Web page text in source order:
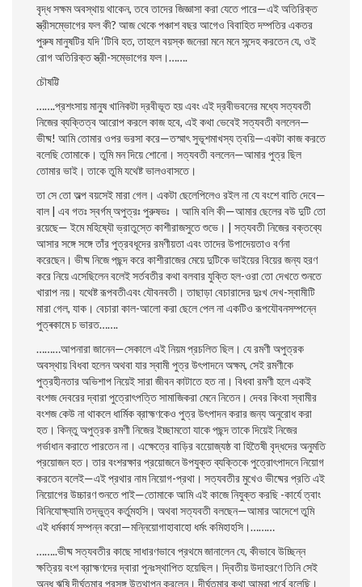
বৃদ্ধ সক্ষম অবস্থায় থাকেন, তবে তাদের জিজ্ঞাসা করা যেতে পারে—এই অতিরিক্ত
স্ত্রীসম্ভোগের ফল কী? আজ থেকে পঞ্চাশ বছর আগেও বিবাহিত দম্পতির একতর
পুরুষ মানুষটির যদি ‘টিবি হত, তাহলে বয়স্ক জনেরা মনে মনে সন্দেহ করতেন যে, ওই
রােগ অতিরিক্ত স্ত্রী-সম্ভোগের ফল।…….
চৌষট্টি
…….প্রশংসায় মানুষ খানিকটা দ্রবীভূত হয় এবং এই দ্রবীভবনের মধ্যে সত্যবতী
নিজের ব্যক্তিত্ব আরােপ করলে কাজ হবে, এই কথা ভেবেই সত্যবতী বললেন—
ভীষ্ম! আমি তােমার ওপর ভরসা করে—তস্মাৎ সুভূশমাখস্য ত্বয়ি—একটা কাজ করতে
বলেছি তােমাকে। তুমি মন দিয়ে শােনাে। সত্যবতী বললেন—আমার পুত্র ছিল
তােমার ভাই। তাকে তুমি যথেষ্ট ভালওবাসতে।
তা সে তাে অল্প বয়সেই মারা গেল। একটা ছেলেপিলেও রইল না যে বংশে বাতি দেবে—
বাল | এব গতঃ স্বর্গম্ অপুত্রঃ পুরুষভঃ । আমি বলি কী—আমার ছেলের বউ দুটি তাে
রয়েছে— ইমে মহিষ্যৌ ভ্রাতুস্তে কাশীরাজসুতে শুভে। | সত্যবতী নিজের বক্তব্যে
আসার সঙ্গে সঙ্গে তাঁর পুত্রবধূদের রমণীয়তা এবং তাদের উপাদেয়তাও বর্ণনা
করেছেন। ভীষ্ম নিজে পছন্দ করে কাশীরাজের মেয়ে দুটিকে ভাইয়ের বিয়ের জন্য হরণ
করে নিয়ে এসেছিলেন বলেই সর্তবতীর কথা বলবার যুক্তি হল-ওরা তাে দেখতে শুনতে
খারাপ নয়। যথেষ্ট রূপবতীএবং যৌবনবতী। তাছাড়া বেচারাদের দুঃখ দেখ-স্বামীটি
মারা গেল, যাক। বেচারা কাল-আলাে করা ছেলে পেল না একটিও রূপযৌবনসম্পন্নে
পুত্ৰকামে চ ভারত…….
………আপনারা জানেন—সেকালে এই নিয়ম প্রচলিত ছিল। যে রমণী অপুত্রক
অবস্থায় বিধবা হলেন অথবা যার স্বামী পুত্র উৎপাদনে অক্ষম, সেই রমণীকে
পুত্রহীনতার অভিশাপ নিয়েই সারা জীবন কাটাতে হত না। বিধবা রমণী হলে একই
বংশজ দেবরের দ্বারা পুত্রোৎপত্তি সামাজিকরা মেনে নিতেন। দেবর কিংবা স্বামীর
বংশজ কেউ না থাকলে ধার্মিক ব্রাহ্মণকেও পুত্র উৎপাদন করার জন্য অনুরােধ করা
হত। কিন্তু অপুত্রক রমণী নিজের ইচ্ছামতাে যাকে পছন্দ তাকে দিয়েই নিজের
গর্ভাধান করাতে পারতেন না। এক্ষেত্রে বাড়ির বয়োেজ্যষ্ঠ বা হিতৈষী বৃদ্ধদের অনুমতি
প্রয়ােজন হত। তার বংশরক্ষার প্রয়ােজনে উপযুক্ত ব্যক্তিকে পুত্রোৎপাদনে নিয়ােগ
করতেন বলেই—এই প্রথার নাম নিয়ােগ-প্রথা। সত্যবতীর মুখেও ভীষ্মের প্রতি এই
নিয়ােগের উচ্চারণ শুনতে পাই—তােমাকে আমি এই কাজে নিযুক্ত করছি -কার্যে ত্বাং
বিনিযােক্ষ্যামি তদ্ভুত্ব কর্তুমহসি। অথবা সত্যবতী বলছেন—আমার আদেশে তুমি
এই ধর্মকার্য সম্পন্ন করাে—মন্নিয়ােগাহাবাহাে ধর্মং কমিহাহসি।………
……..ভীষ্ম সত্যবতীর কাছে সাধারণভাবে প্রথমে জানালেন যে, কীভাবে উচ্ছিন্ন
ক্ষত্রিয় বংশ ব্রাহ্মণদের দ্বারা পুনঃস্থাপিত হয়েছিল। দ্বিতীয় উদাহরণে তিনি সেই
অন্ধ ঋষি দীর্ঘতমার প্রসঙ্গ উত্থাপন করলেন। দীর্ঘতমার কথা আমরা পূর্বে বলেছি।